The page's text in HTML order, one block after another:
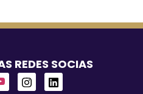
REDES SOCIAS